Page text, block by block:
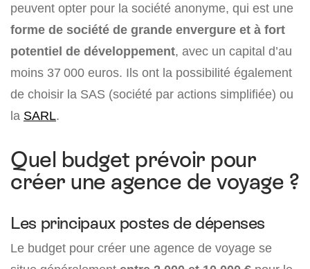
peuvent opter pour la société anonyme, qui est une
forme de société de grande envergure et à fort
potentiel de développement, avec un capital d’au
moins 37 000 euros. Ils ont la possibilité également
de choisir la SAS (société par actions simplifiée) ou
la SARL.
Quel budget prévoir pour
créer une agence de voyage ?
Les principaux postes de dépenses
Le budget pour créer une agence de voyage se